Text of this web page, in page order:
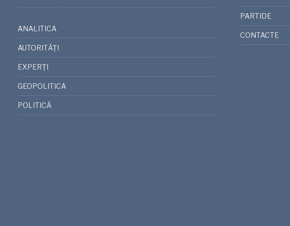
ANALITICA
AUTORITĂȚI
EXPERȚI
GEOPOLITICA
POLITICĂ
PARTIDE
CONTACTE